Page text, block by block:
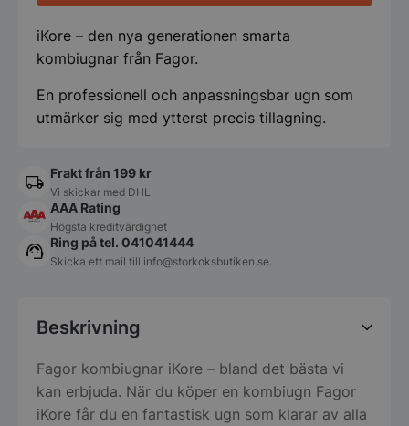
iKore – den nya generationen smarta
kombiugnar från Fagor.
En professionell och anpassningsbar ugn som
utmärker sig med ytterst precis tillagning.
Frakt från 199 kr
Vi skickar med DHL
AAA Rating
Högsta kreditvärdighet
Ring på tel. 041041444
Skicka ett mail till info@storkoksbutiken.se.
Beskrivning
Fagor kombiugnar iKore – bland det bästa vi
kan erbjuda. När du köper en kombiugn Fagor
iKore får du en fantastisk ugn som klarar av alla